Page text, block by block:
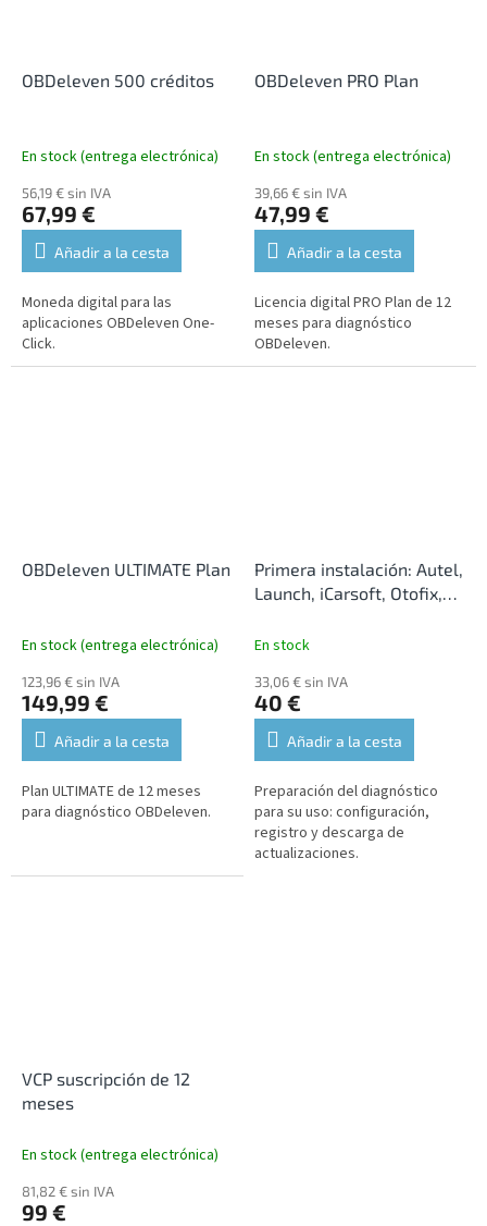
OBDeleven 500 créditos
En stock (entrega electrónica)
56,19 € sin IVA
67,99 €
Añadir a la cesta
Moneda digital para las
aplicaciones OBDeleven One-
Click.
OBDeleven PRO Plan
En stock (entrega electrónica)
39,66 € sin IVA
47,99 €
Añadir a la cesta
Licencia digital PRO Plan de 12
meses para diagnóstico
OBDeleven.
OBDeleven ULTIMATE Plan
En stock (entrega electrónica)
123,96 € sin IVA
149,99 €
Añadir a la cesta
Plan ULTIMATE de 12 meses
para diagnóstico OBDeleven.
Primera instalación: Autel,
Launch, iCarsoft, Otofix,
En stock
33,06 € sin IVA
40 €
Añadir a la cesta
Preparación del diagnóstico
para su uso: configuración,
registro y descarga de
actualizaciones.
VCP suscripción de 12
meses
En stock (entrega electrónica)
81,82 € sin IVA
99 €